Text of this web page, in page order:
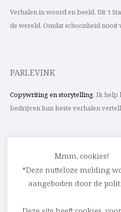
Verhalen in woord en beeld. Uit ’t
de wereld. Omdat schoonheid nooit
PARLEVINK
Copywriting en storytelling. Ik help
bedrijven hun beste verhalen
Schrijf ik straks mee aan jouw
heel graag op
cedric@parlevink.be
Mmm, cookies!
*Deze nutteloze melding
aangeboden door de